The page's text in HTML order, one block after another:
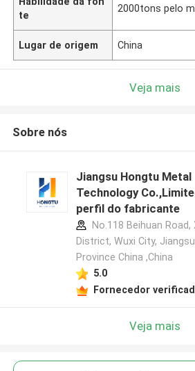
te
2000tons pelo
Lugar de origem China
Veja mais
Sobre nós
Jiangsu Hongtu Metal
Technology
perfil do fabricante
No.118 Beihuan Road,
District, Wuxi City, Jiangsu
Province China ,China
5.0
Fornecedor
Veja mais